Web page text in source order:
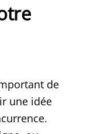
de
une idée